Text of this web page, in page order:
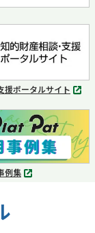
援ポータルサイト
別
タ
開
く
例集
別